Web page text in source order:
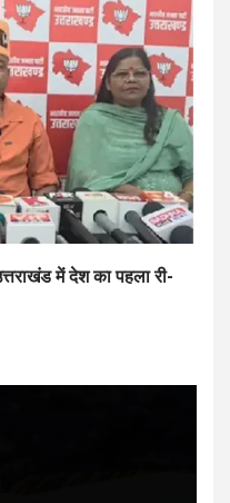
में देश का पहला री-